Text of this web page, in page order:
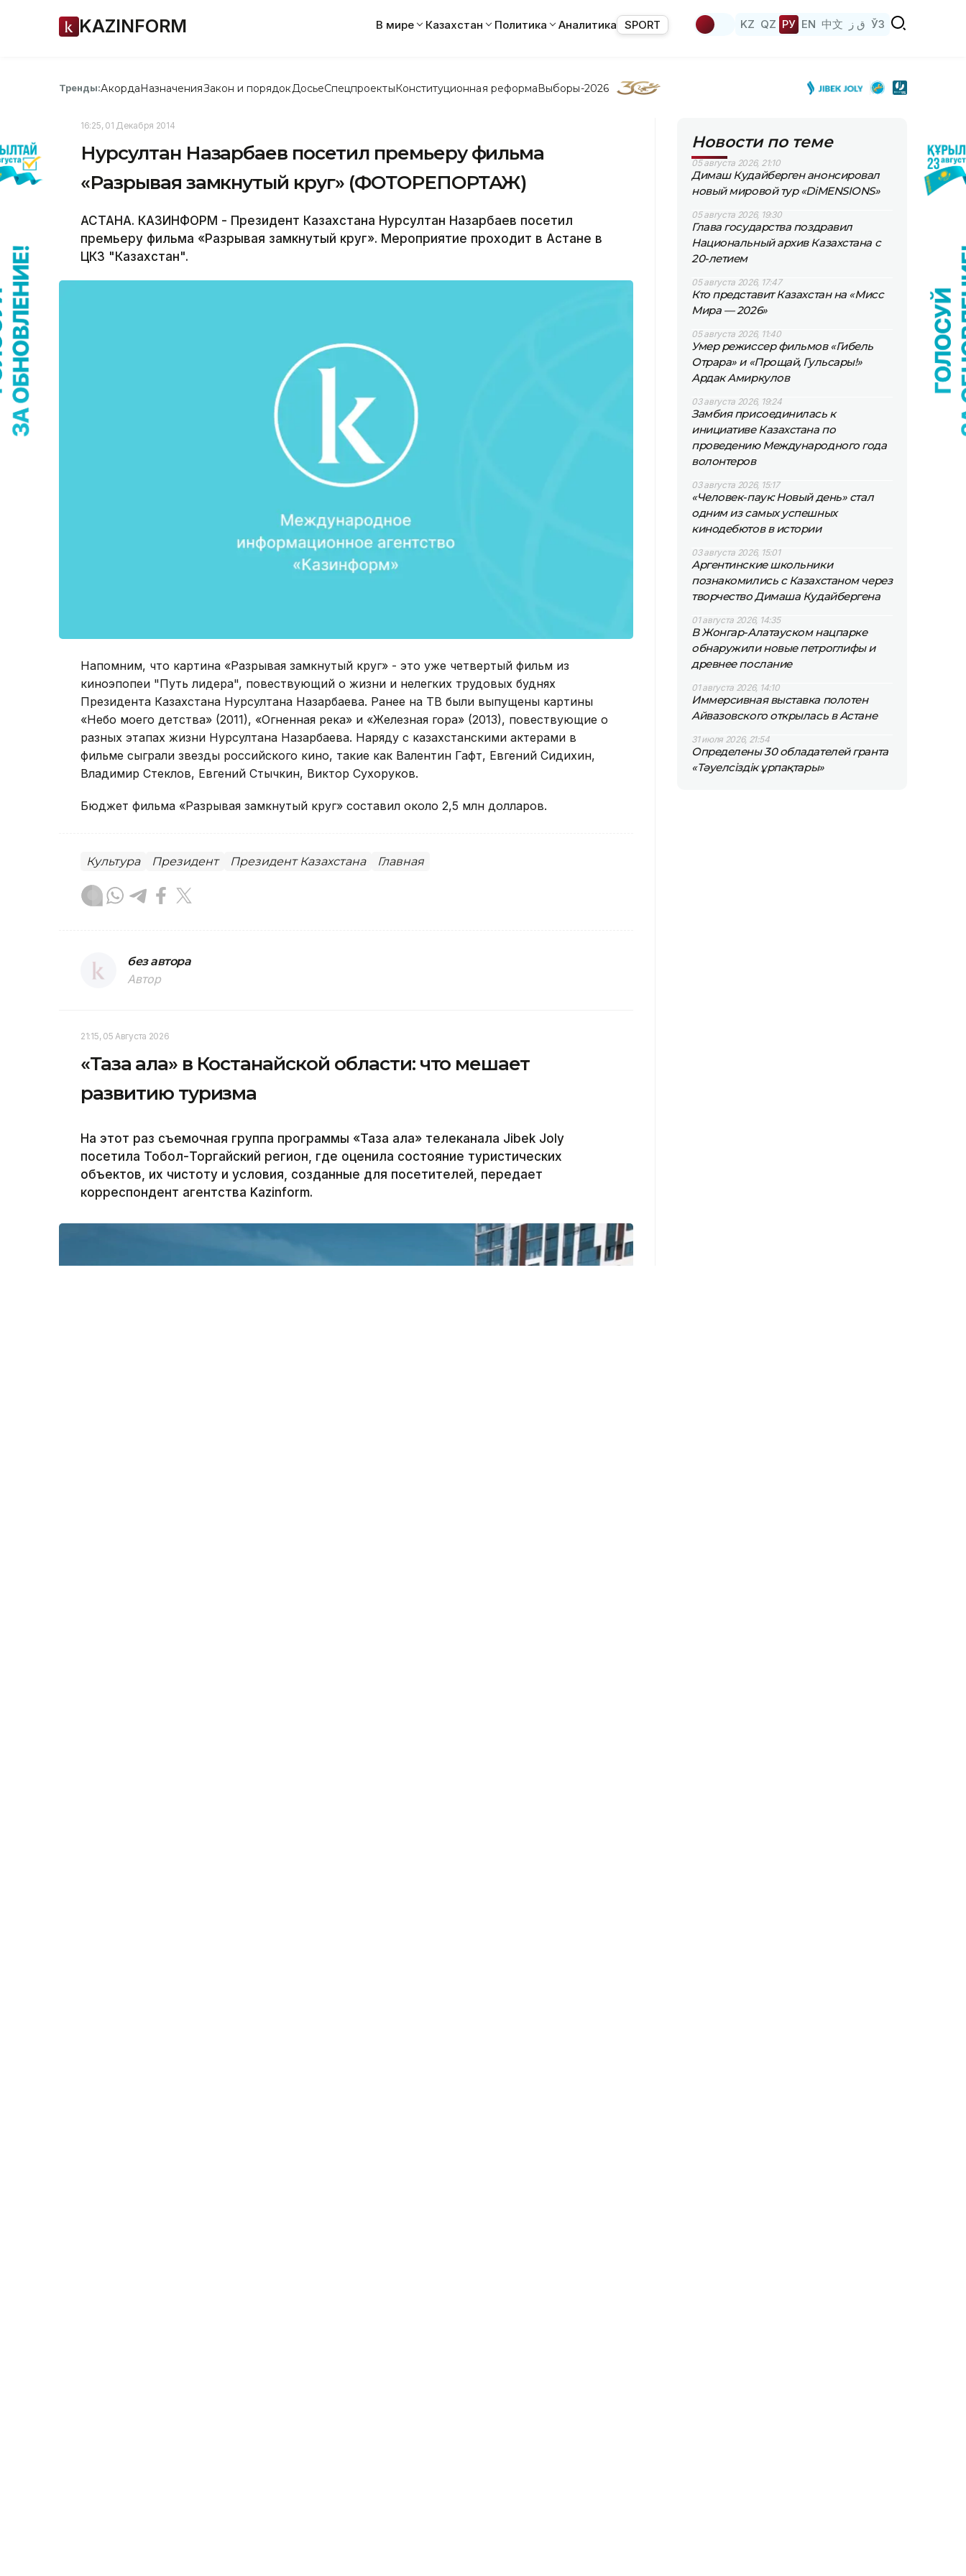
KAZINFORM В мире Казахстан Политика Аналитика SPORT KZ QZ РУ EN 中文 ق ز ЎЗ
Тренды:АкордаНазначенияЗакон и порядок ДосьеСпецпроектыКонституционная реформаВыборы-2026
16:25, 01 Декабря 2014
Нурсултан Назарбаев посетил премьеру фильма
«Разрывая замкнутый круг» (ФОТОРЕПОРТАЖ)
АСТАНА. КАЗИНФОРМ - Президент Казахстана Нурсултан Назарбаев посетил
премьеру фильма «Разрывая замкнутый круг». Мероприятие проходит в Астане в
ЦКЗ "Казахстан".
Напомним, что картина «Разрывая замкнутый круг» - это уже четвертый фильм из
киноэпопеи "Путь лидера", повествующий о жизни и нелегких трудовых буднях
Президента Казахстана Нурсултана Назарбаева. Ранее на ТВ были выпущены картины
«Небо моего детства» (2011), «Огненная река» и «Железная гора» (2013), повествующие о
разных этапах жизни Нурсултана Назарбаева. Наряду с казахстанскими актерами в
фильме сыграли звезды российского кино, такие как Валентин Гафт, Евгений Сидихин,
Владимир Стеклов, Евгений Стычкин, Виктор Сухоруков.
Бюджет фильма «Разрывая замкнутый круг» составил около 2,5 млн долларов.
Культура Президент Президент Казахстана Главная
без автора
Автор
21:15, 05 Августа 2026
«Таза қала» в Костанайской области: что мешает
развитию туризма
На этот раз съемочная группа программы «Таза қала» телеканала Jibek Joly
посетила Тобол-Торгайский регион, где оценила состояние туристических
объектов, их чистоту и условия, созданные для посетителей, передает
корреспондент агентства Kazinform.
Новости по теме
05 августа 2026, 21:10
Димаш Кудайберген анонсировал
новый мировой тур «DiMENSIONS»
05 августа 2026, 19:30
Глава государства поздравил
Национальный архив Казахстана с
20-летием
05 августа 2026, 17:47
Кто представит Казахстан на «Мисс
Мира — 2026»
05 августа 2026, 11:40
Умер режиссер фильмов «Гибель
Отрара» и «Прощай, Гульсары!»
Ардак Амиркулов
03 августа 2026, 19:24
Замбия присоединилась к
инициативе Казахстана по
проведению Международного года
волонтеров
03 августа 2026, 15:17
«Человек-паук: Новый день» стал
одним из самых успешных
кинодебютов в истории
03 августа 2026, 15:01
Аргентинские школьники
познакомились с Казахстаном через
творчество Димаша Кудайбергена
01 августа 2026, 14:35
В Жонгар-Алатауском нацпарке
обнаружили новые петроглифы и
древнее послание
01 августа 2026, 14:10
Иммерсивная выставка полотен
Айвазовского открылась в Астане
31 июля 2026, 21:54
Определены 30 обладателей гранта
«Тәуелсіздік ұрпақтары»